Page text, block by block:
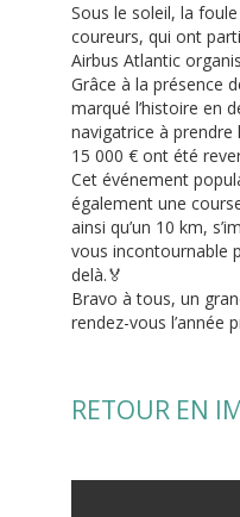
Sous le soleil, la
coureurs, qui ont
Airbus Atlantic
Grâce à la présence
marqué l’histoire en
navigatrice à prendre
15 000 € ont été
Cet événement
également une
ainsi qu’un 10 km,
vous incontournable
delà.🏅
Bravo à tous, un
rendez-vous l’année
RETOUR EN